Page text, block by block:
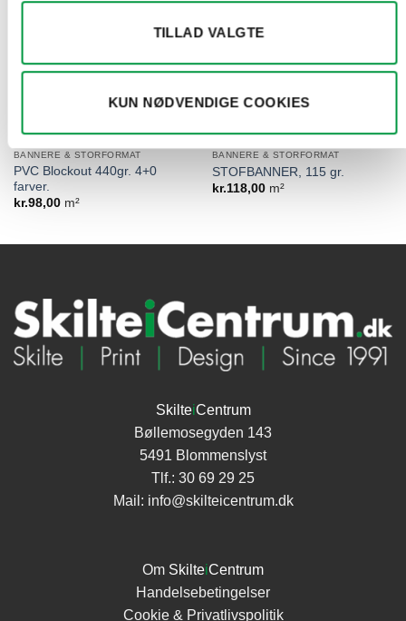
TILLAD VALGTE
KUN NØDVENDIGE COOKIES
BANNERE & STORFORMAT
PVC Blockout 440gr. 4+0
farver.
kr.98,00m²
BANNERE & STORFORMAT
STOFBANNER, 115 gr.
kr.118,00m²
SkilteiCentrum
Bøllemosegyden 143
5491 Blommenslyst
Tlf.: 30 69 29 25
Mail: info@skilteicentrum.dk
Om SkilteiCentrum
Handelsebetingelser
Cookie & Privatlivspolitik